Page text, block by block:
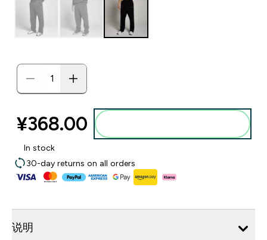
¥368.00‎
In stock
30-day returns on all orders
说明